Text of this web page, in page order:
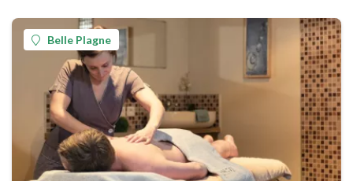
Belle Plagne